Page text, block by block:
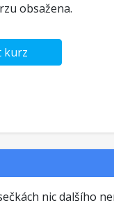
obsažena.
kurz
nic dalšího